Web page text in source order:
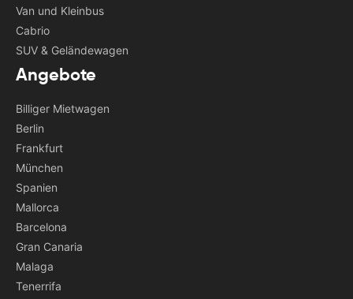
Van und Kleinbus
Cabrio
SUV & Geländewagen
Angebote
Billiger Mietwagen
Berlin
Frankfurt
München
Spanien
Mallorca
Barcelona
Gran Canaria
Malaga
Tenerrifa